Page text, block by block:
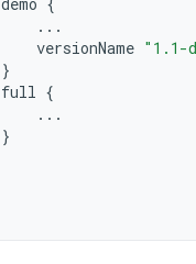
...
versionName "1.1-
}
full {
...
}